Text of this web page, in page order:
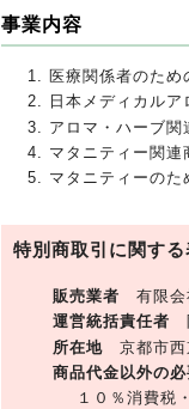
事業内容
医療関係者のため
日本メディカル
アロマ・ハーブ関
マタニティー関連
マタニティーの
特別商取引に関する
販売業者 有限会
運営統括責任者
所在地 京都市西
商品代金以外の
１０％消費税